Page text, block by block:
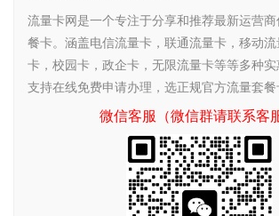
流量卡网是一个专注于分享和推荐最新运营
餐卡。涵盖电信流量卡，联通流量卡，移动
卡，校园卡，政企卡，无限流量卡等等多种实
支持在线免费申请办理，选正规官方流量套
微信客服（微信群请联系客